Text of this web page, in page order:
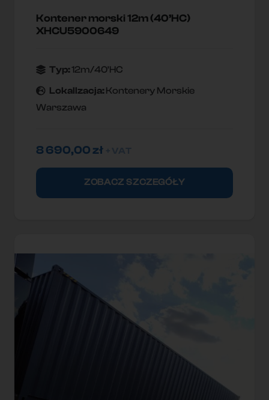
Kontener morski 12m (40’HC)
XHCU5900649
Typ:12m/40'HC
Lokallzacja: Kontenery Morskie
Warszawa
8 690,00zł
ZOBACZ SZCZEGÓŁY